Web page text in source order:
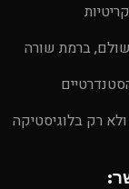
ברמת שורה
רק בלוגיסטיקה